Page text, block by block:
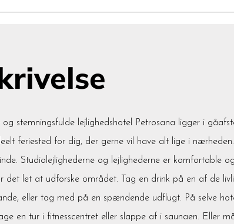
og stemningsfulde lejlighedshotel Petrosana ligger i
feriested for dig, der gerne vil have alt lige i
Studiolejlighederne og lejlighederne er komfortable
det let at udforske området. Tag en drink på en af de
eller tag med på en spændende udflugt. På selve
en tur i fitnesscentret eller slappe af i saunaen. Eller